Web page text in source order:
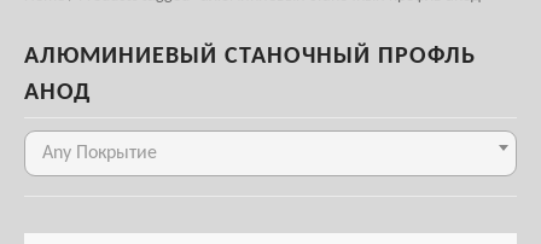
АЛЮМИНИЕВЫЙ СТАНОЧНЫЙ ПРОФЛЬ
АНОД
Any Покрытие